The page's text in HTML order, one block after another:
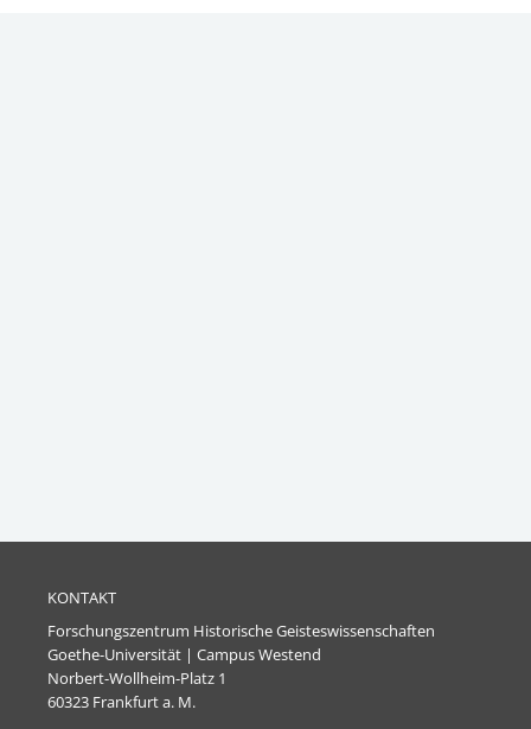
KONTAKT
Forschungszentrum Historische Geisteswissenschaften
Goethe-Universität | Campus Westend
Norbert-Wollheim-Platz 1
60323 Frankfurt a. M.